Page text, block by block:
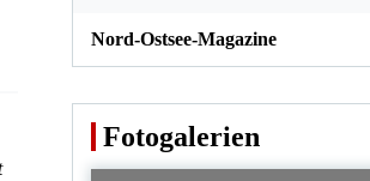
Nord-Ostsee-Magazine
Fotogalerien